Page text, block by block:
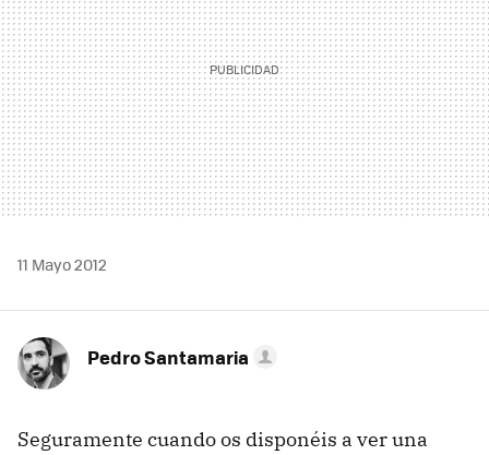
11 Mayo 2012
Pedro Santamaria
Seguramente cuando os disponéis a ver una